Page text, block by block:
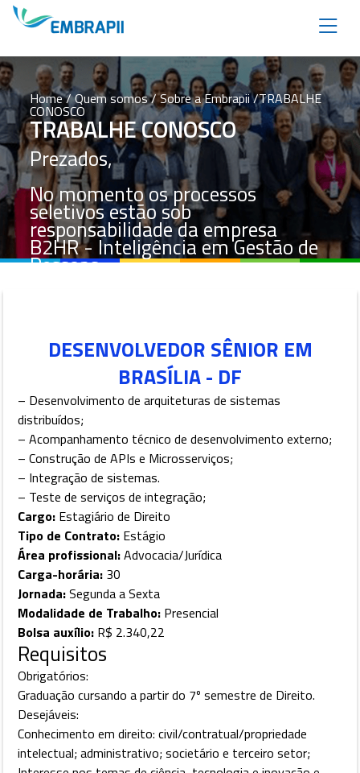
Home/ Quem somos /Sobre a Embrapii/TRABALHE
CONOSCO
TRABALHE CONOSCO
Prezados,
No momento os processos
seletivos estão sob
responsabilidade da empresa
B2HR - Inteligência em Gestão de
Pessoas.
DESENVOLVEDOR SÊNIOR EM
BRASÍLIA - DF
– Desenvolvimento de arquiteturas de sistemas
distribuídos;
– Acompanhamento técnico de desenvolvimento externo;
– Construção de APIs e Microsserviços;
– Integração de sistemas.
– Teste de serviços de integração;
Cargo: Estagiário de Direito
Tipo de Contrato: Estágio
Área profissional:Advocacia/Jurídica
Carga-horária: 30
Jornada:Segunda a Sexta
Modalidade de Trabalho: Presencial
Bolsa auxílio: R$ 2.340,22
Requisitos
Obrigatórios:
Graduação cursando a partir do 7º semestre de Direito.
Desejáveis:
Conhecimento em direito: civil/contratual/propriedade
intelectual; administrativo; societário e terceiro setor;